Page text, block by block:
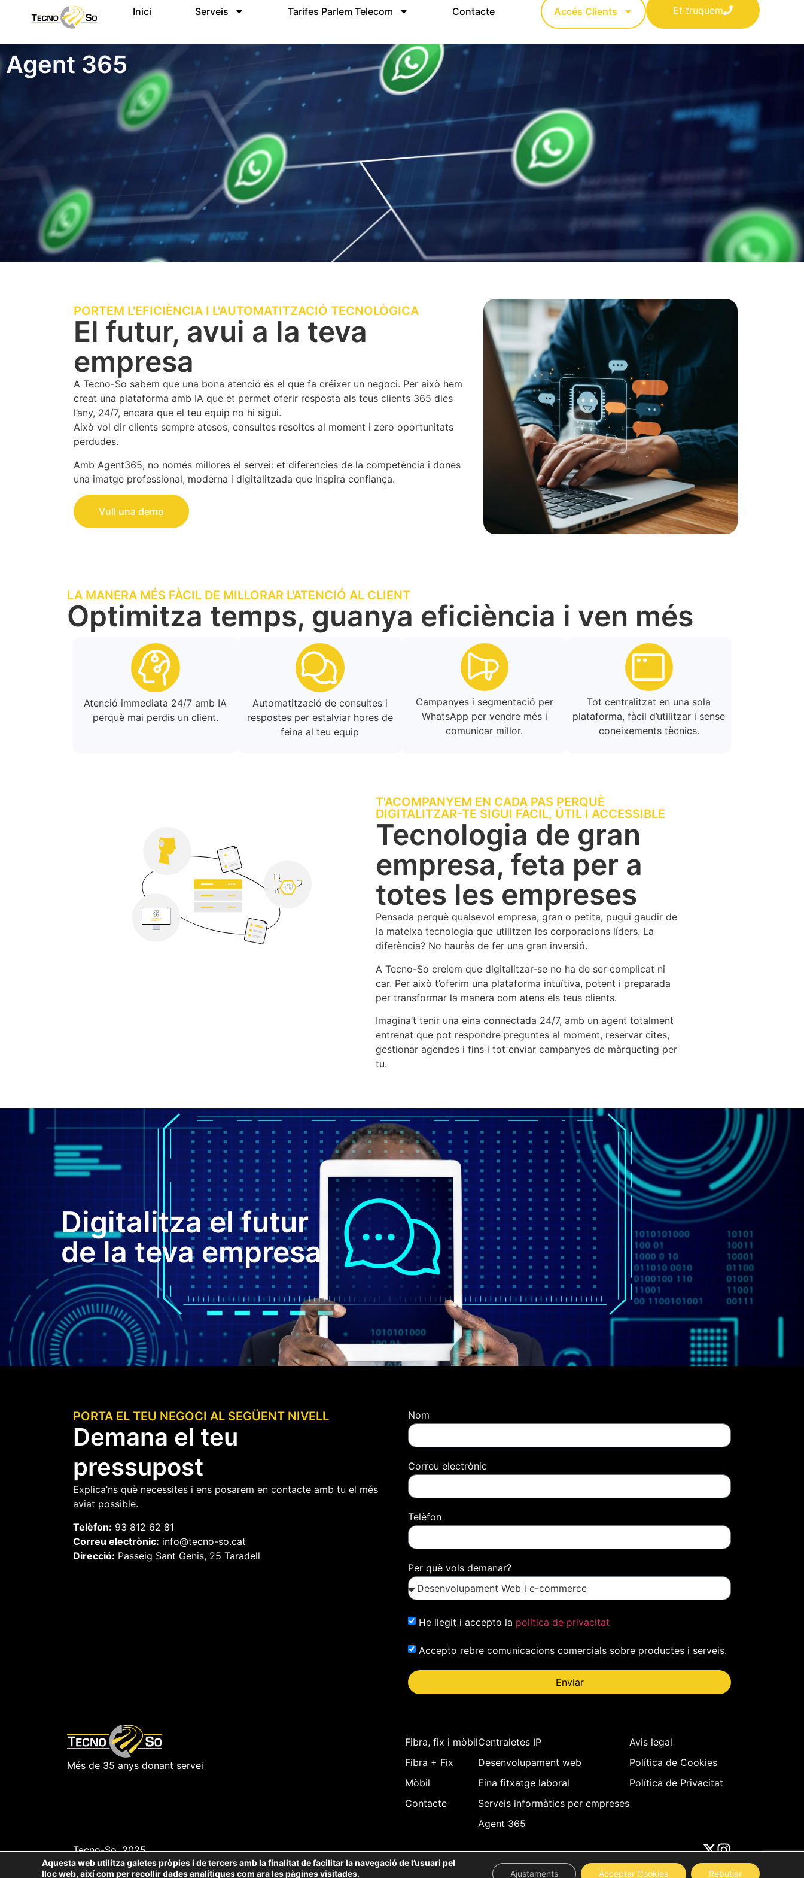
Inici Serveis Tarifes Parlem Telecom Contacte Accés Clients Et truquem
Agent 365
PORTEM L'EFICIÈNCIA I L'AUTOMATITZACIÓ TECNOLÒGICA
El futur, avui a la teva
empresa
A Tecno-So sabem que una bona atenció és el que fa créixer un negoci. Per això hem
creat una plataforma amb IA que et permet oferir resposta als teus clients 365 dies
l’any, 24/7, encara que el teu equip no hi sigui.
Això vol dir clients sempre atesos, consultes resoltes al moment i zero oportunitats
perdudes.
Amb Agent365, no només millores el servei: et diferencies de la competència i dones
una imatge professional, moderna i digitalitzada que inspira confiança.
Vull una demo
LA MANERA MÉS FÀCIL DE MILLORAR L'ATENCIÓ AL CLIENT
Optimitza temps, guanya eficiència i ven més
Atenció immediata 24/7 amb IA
perquè mai perdis un client.
Automatització de consultes i
respostes per estalviar hores de
feina al teu equip
Campanyes i segmentació per
WhatsApp per vendre més i
comunicar millor.
Tot centralitzat en una sola
plataforma, fàcil d’utilitzar i sense
coneixements tècnics.
T'ACOMPANYEM EN CADA PAS PERQUÈ
DIGITALITZAR-TE SIGUI FÀCIL, ÚTIL I ACCESSIBLE
Tecnologia de gran
empresa, feta per a
totes les empreses
Pensada perquè qualsevol empresa, gran o petita, pugui gaudir de
la mateixa tecnologia que utilitzen les corporacions líders. La
diferència? No hauràs de fer una gran inversió.
A Tecno-So creiem que digitalitzar-se no ha de ser complicat ni
car. Per això t’oferim una plataforma intuïtiva, potent i preparada
per transformar la manera com atens els teus clients.
Imagina’t tenir una eina connectada 24/7, amb un agent totalment
entrenat que pot respondre preguntes al moment, reservar cites,
gestionar agendes i fins i tot enviar campanyes de màrqueting per
tu.
Digitalitza el futur
de la teva empresa
PORTA EL TEU NEGOCI AL SEGÜENT NIVELL
Demana el teu
pressupost
Explica’ns què necessites i ens posarem en contacte amb tu el més
aviat possible.
Telèfon: 93 812 62 81
Correu electrònic: info@tecno-so.cat
Direcció: Passeig Sant Genis, 25 Taradell
Nom
Correu electrònic
Telèfon
Per què vols demanar?
He llegit i accepto la política de privacitat
Accepto rebre comunicacions comercials sobre productes i serveis.
Enviar
Més de 35 anys donant servei
Fibra, fix i mòbil
Fibra + Fix
Mòbil
Contacte
Centraletes IP
Desenvolupament web
Eina fitxatge laboral
Serveis informàtics per empreses
Agent 365
Avis legal
Política de Cookies
Política de Privacitat
Tecno-So, 2025
Aquesta web utilitza galetes pròpies i de tercers amb la finalitat de facilitar la navegació de l’usuari pel
lloc web, així com per recollir dades analítiques com ara les pàgines visitades.
Acceptar Cookies Rebutjar
Ajustaments